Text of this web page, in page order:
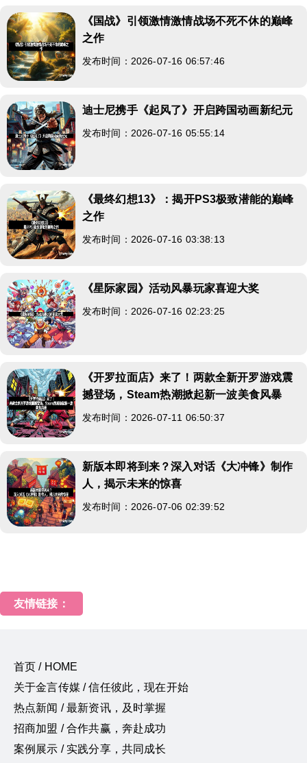
《国战》引领激情激情战场不死不休的巅峰
之作
发布时间：2026-07-16 06:57:46
迪士尼携手《起风了》开启跨国动画新纪元
发布时间：2026-07-16 05:55:14
《最终幻想13》：揭开PS3极致潜能的巅峰
之作
发布时间：2026-07-16 03:38:13
《星际家园》活动风暴玩家喜迎大奖
发布时间：2026-07-16 02:23:25
《开罗拉面店》来了！两款全新开罗游戏震
撼登场，Steam热潮掀起新一波美食风暴
发布时间：2026-07-11 06:50:37
新版本即将到来？深入对话《大冲锋》制作
人，揭示未来的惊喜
发布时间：2026-07-06 02:39:52
友情链接：
首页 / HOME
关于金言传媒 / 信任彼此，现在开始
热点新闻 / 最新资讯，及时掌握
招商加盟 / 合作共赢，奔赴成功
案例展示 / 实践分享，共同成长